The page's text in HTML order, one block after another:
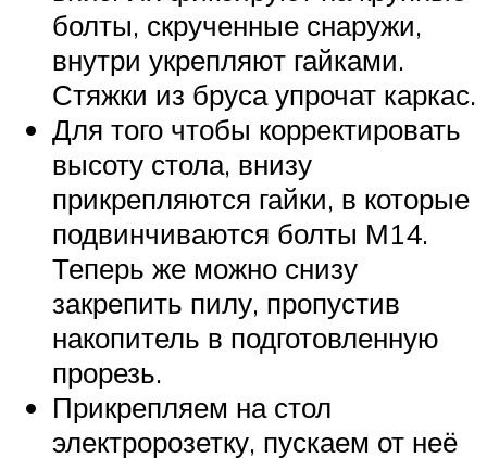
болты, скрученные снаружи,
внутри укрепляют гайками.
Стяжки из бруса упрочат каркас.
Для того чтобы корректировать
высоту стола, внизу
прикрепляются гайки, в которые
подвинчиваются болты М14.
Теперь же можно снизу
закрепить пилу, пропустив
накопитель в подготовленную
прорезь.
Прикрепляем на стол
электророзетку, пускаем от неё